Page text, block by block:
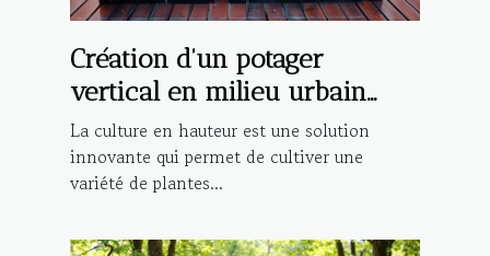
Création d'un potager
vertical en milieu urbain
sélection de plantations et
conseils d'agencement pour
petits espaces
La culture en hauteur est une solution
innovante qui permet de cultiver une
variété de plantes...